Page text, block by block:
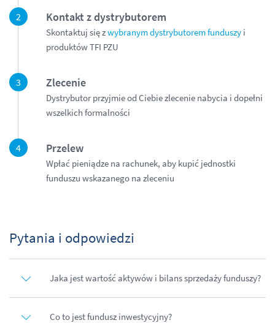
Kontakt z dystrybutorem
Skontaktuj się zwybranym dystrybutorem funduszy i
produktów TFI PZU
Zlecenie
Dystrybutor przyjmie od Ciebie zlecenie nabycia i dopełni
wszelkich formalności
Przelew
Wpłać pieniądze na rachunek, aby kupić jednostki
funduszu wskazanego na zleceniu
Pytania i odpowiedzi
Jaka jest wartość aktywów i bilans sprzedaży funduszy?
Co to jest fundusz inwestycyjny?